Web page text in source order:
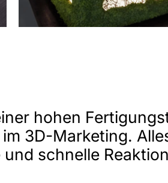
hohen
3D-Marketing.
schnelle